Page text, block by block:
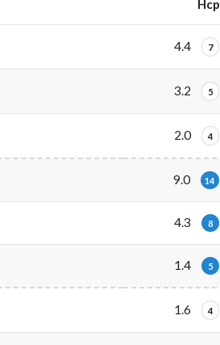
Hcp
4.4 7
3.2 5
2.0 4
9.0 14
4.3 8
1.4 5
1.6 4